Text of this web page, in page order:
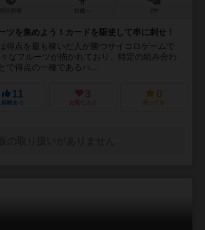
ツを集めよう！カードを駆使して串に刺せ！
点を最も稼いだ人が勝つサイコロゲームで
フルーツが描かれており、特定の組み合わ
で得点の一種であるハ...
11
経験あり
3
お気に入り
0
持ってる